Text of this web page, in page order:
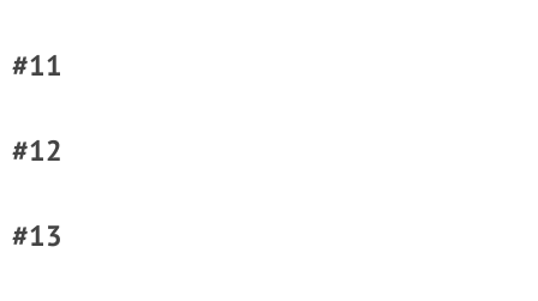
#11
#12
#13